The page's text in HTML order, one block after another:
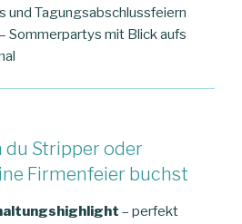
und Tagungsabschlussfeiern
– Sommerpartys mit Blick aufs
du Stripper oder
Firmenfeier buchst
– perfekt